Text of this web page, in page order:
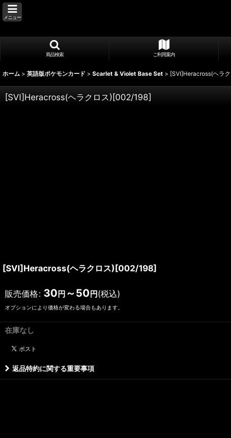
メニュー
商品検索 ご利用案内
ホーム > 英語版ポケモンカード > Scarlet & Violet Base Set > [SVI]Heracross(ヘラ
[SVI]Heracross(ヘラクロス)[002/198]
[SVI]Heracross(ヘラクロス)[002/198]
販売価格: 30 円 ～50 円 (税込)
オプションにより価格が変わる場合もあります。
在庫なし
返品特約に関する重要事項